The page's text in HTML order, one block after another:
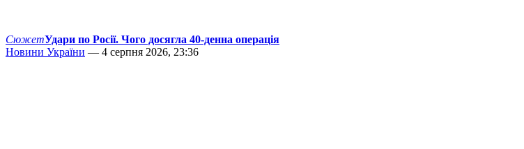
СюжетУдари по Росії. Чого досягла 40-денна операція
Новини України — 4 серпня 2026, 23:36